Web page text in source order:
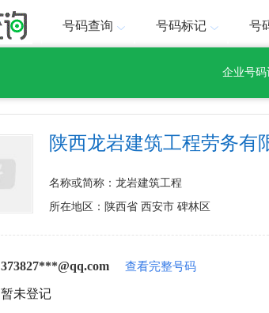
号码查询 号码标记 号
企业号码
陕西龙岩建筑工程劳务有
名称或简称：龙岩建筑工程
所在地区：陕西省 西安市 碑林区
373827***@qq.com 查看完整号码
暂未登记